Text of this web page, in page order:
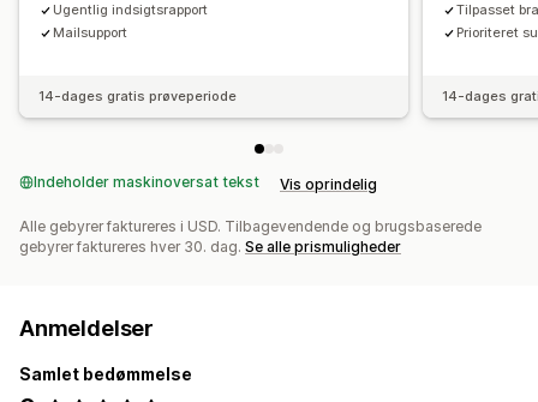
Ugentlig indsigtsrapport
Mailsupport
14-dages gratis prøveperiode
Tilpasset
Prioriteret
14-dages
Indeholder maskinoversat tekst Vis oprindelig
Alle gebyrer faktureres i USD. Tilbagevendende og brugsbaserede
gebyrer faktureres hver 30. dag. Se alle prismuligheder
Anmeldelser
Samlet bedømmelse